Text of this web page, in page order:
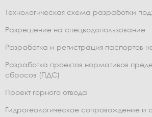
Технологическая схема разработки
Разрешение на спецводопользование
Разработка и регистрация паспортов
Разработка проектов нормативов
сбросов (ПДС)
Проект горного отвода
Гидрогеологическое сопровождение и